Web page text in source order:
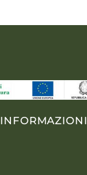
INFORMAZIONI